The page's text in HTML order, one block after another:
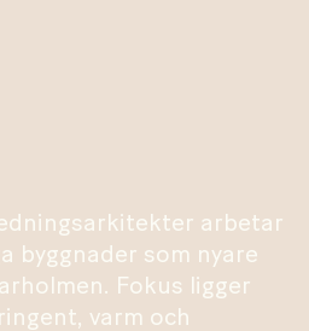
arbetar
byggnader som nyare
Fokus ligger
varm och